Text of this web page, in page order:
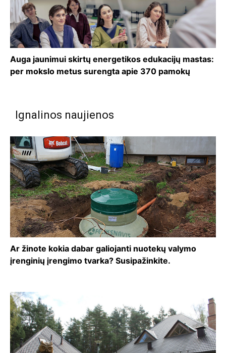
Auga jaunimui skirtų energetikos edukacijų mastas:
per mokslo metus surengta apie 370 pamokų
Ignalinos naujienos
Ar žinote kokia dabar galiojanti nuotekų valymo
įrenginių įrengimo tvarka? Susipažinkite.